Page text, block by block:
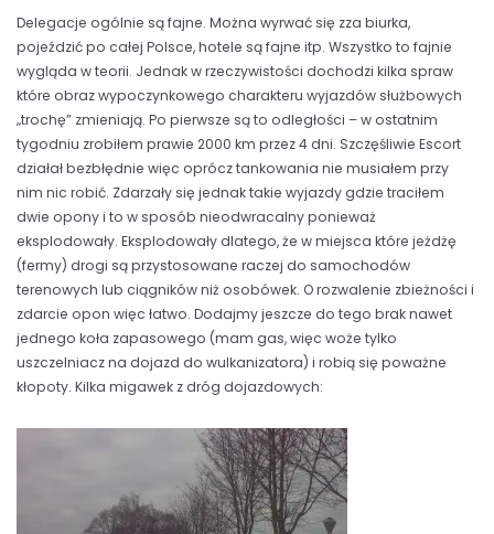
Delegacje ogólnie są fajne. Można wyrwać się zza biurka,
pojeździć po całej Polsce, hotele są fajne itp. Wszystko to fajnie
wygląda w teorii. Jednak w rzeczywistości dochodzi kilka spraw
które obraz wypoczynkowego charakteru wyjazdów służbowych
„trochę” zmieniają. Po pierwsze są to odległości – w ostatnim
tygodniu zrobiłem prawie 2000 km przez 4 dni. Szczęśliwie Escort
działał bezbłędnie więc oprócz tankowania nie musiałem przy
nim nic robić. Zdarzały się jednak takie wyjazdy gdzie traciłem
dwie opony i to w sposób nieodwracalny ponieważ
eksplodowały. Eksplodowały dlatego, że w miejsca które jeżdżę
(fermy) drogi są przystosowane raczej do samochodów
terenowych lub ciągników niż osobówek. O rozwalenie zbieżności i
zdarcie opon więc łatwo. Dodajmy jeszcze do tego brak nawet
jednego koła zapasowego (mam gas, więc woże tylko
uszczelniacz na dojazd do wulkanizatora) i robią się poważne
kłopoty. Kilka migawek z dróg dojazdowych: